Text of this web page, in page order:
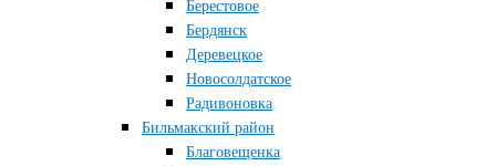
Берестовое
Бердянск
Деревецкое
Новосолдатское
Радивоновка
Бильмакский район
Благовещенка